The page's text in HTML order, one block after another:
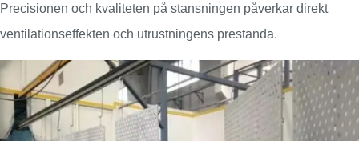
Precisionen och kvaliteten på stansningen påverkar direkt
ventilationseffekten och utrustningens prestanda.